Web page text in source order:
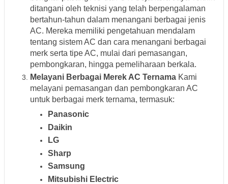
ditangani oleh teknisi yang telah berpengalaman
bertahun-tahun dalam menangani berbagai jenis
AC. Mereka memiliki pengetahuan mendalam
tentang sistem AC dan cara menangani berbagai
merk serta tipe AC, mulai dari pemasangan,
pembongkaran, hingga pemeliharaan berkala.
Melayani Berbagai Merek AC Ternama Kami
melayani pemasangan dan pembongkaran AC
untuk berbagai merk ternama, termasuk:
Panasonic
Daikin
LG
Sharp
Samsung
Mitsubishi Electric